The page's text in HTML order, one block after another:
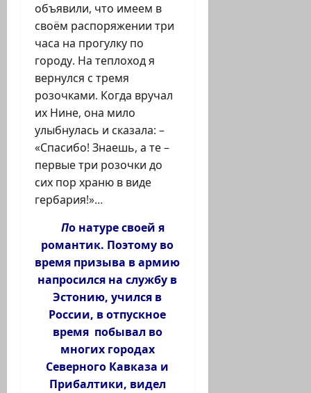
объявили, что имеем в
своём распоряжении три
часа на прогулку по
городу. На теплоход я
вернулся с тремя
розочками. Когда вручал
их Нине, она мило
улыбнулась и сказала: –
«Спасибо! Знаешь, а те –
первые три розочки до
сих пор храню в виде
гербария!»…
По натуре своей я
романтик. Поэтому во
время призыва в армию
напросился на службу в
Эстонию, учился в
России, в отпускное
время побывал во
многих городах
Северного Кавказа и
Прибалтики, видел